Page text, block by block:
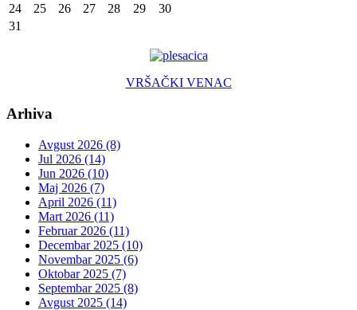
24
25 26 27 28 29
30
31
VRŠAČKI VENAC
Arhiva
Avgust 2026 (8)
Jul 2026 (14)
Jun 2026 (10)
Maj 2026 (7)
April 2026 (11)
Mart 2026 (11)
Februar 2026 (11)
Decembar 2025 (10)
Novembar 2025 (6)
Oktobar 2025 (7)
Septembar 2025 (8)
Avgust 2025 (14)